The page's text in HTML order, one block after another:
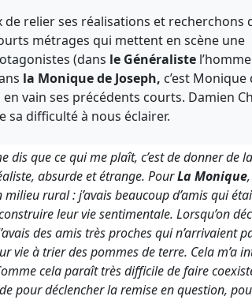
de relier ses réalisations et recherchons
métrages qui mettent en scène une
(dans le Généraliste
la Monique de Joseph, c’est
vain ses précédents courts. Damien
sa difficulté à nous éclairer.
dis que ce qui me plaît, c’est de donner de
absurde et étrange. PourLa Monique
milieu rural : j’avais beaucoup d’amis qui
leur vie sentimentale. Lorsqu’on
des amis très proches qui n’arrivaient
vie à trier des pommes de terre. Cela m’a
cela paraît très difficile de faire
pour déclencher la remise en question,